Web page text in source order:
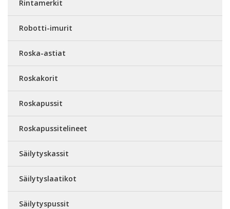
Rintamerkit
Robotti-imurit
Roska-astiat
Roskakorit
Roskapussit
Roskapussitelineet
Säilytyskassit
Säilytyslaatikot
Säilytyspussit